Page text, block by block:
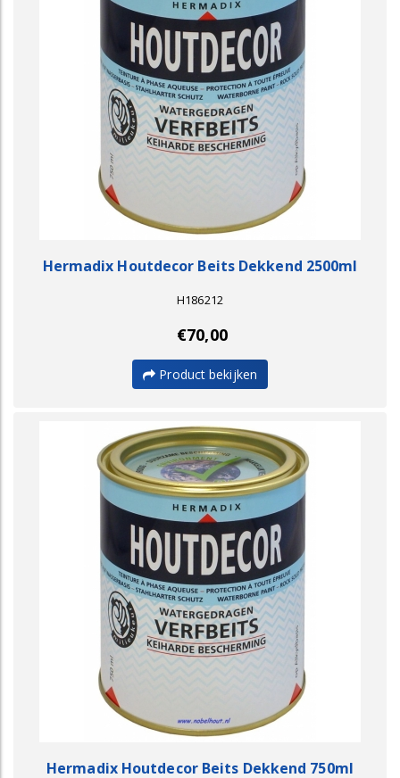
Hermadix Houtdecor Beits Dekkend 2500ml
H186212
€70,00
Product bekijken
Hermadix Houtdecor Beits Dekkend 750ml